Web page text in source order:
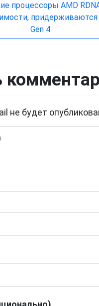
процессоры AMD
придерживаются
Gen 4
не будет